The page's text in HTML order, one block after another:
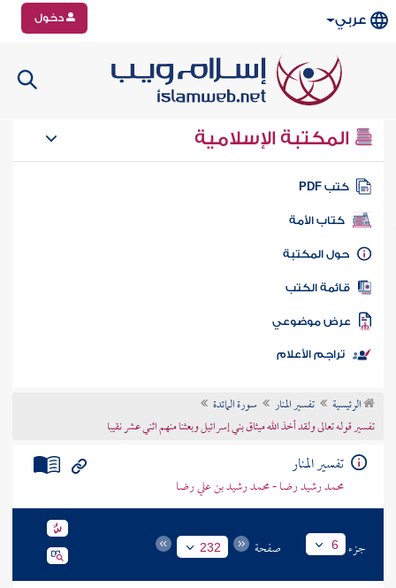
عربي دخول
المكتبة الإسلامية
كتب PDF
كتاب الأمة
المكتبة
الكتب
موضوعي
تراجم الأعلام
الرئيسية تفسير المنار
سورة المائدة
تفسير قوله تعالى ولقد أخذ الله ميثاق بني إسرائيل وبعثنا منهم اثني عشر نقيبا
تفسير المنار
محمد رشيد رضا - محمد رشيد بن علي رضا
جزء 6 صفحة 232